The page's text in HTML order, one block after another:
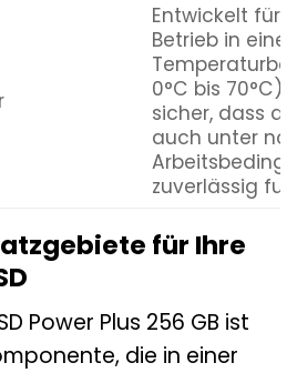
Entwickelt für
Betrieb in
0°C bis 70°C).
sicher, dass
auch unter
zuverlässig
für Ihre
Power Plus 256 GB ist
die in einer